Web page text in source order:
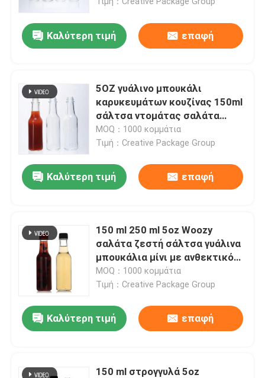
Καλύτερη τιμή επαφή
5OZ γυάλινο μπουκάλι
καρυκευμάτων κουζίνας 150ml
σάλτσα ντομάτας σαλάτα
σκεύη εκτύπωση με οθόνη
MOQ：1000 κομμάτια
Τιμή：Creative Package Group
Καλύτερη τιμή επαφή
150 ml 250 ml 5oz Woozy
σαλάτα ζεστή σάλτσα γυάλινα
μπουκάλια μίνι με ανθεκτικό
μαύρο καπάκι
MOQ：1000 κομμάτια
Τιμή：Creative Package Group
Καλύτερη τιμή επαφή
150 ml στρογγυλά 5oz